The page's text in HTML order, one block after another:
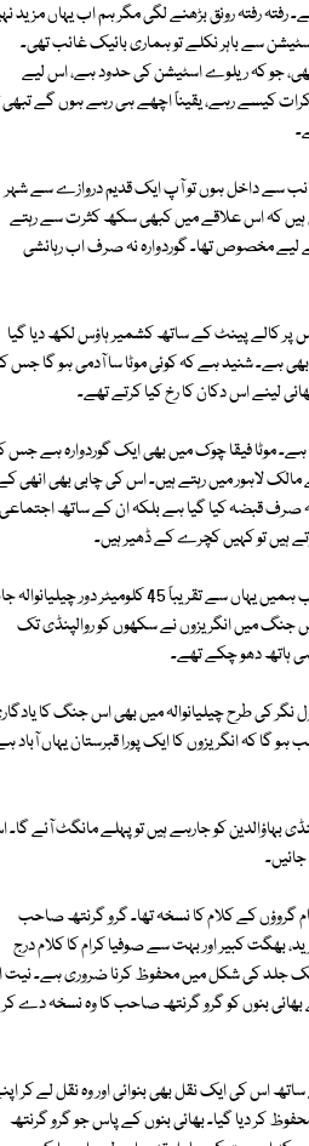
رفتہ رونق بڑھنے لگی مگر ہم اب یہاں مزید
سے باہر نکلے تو ہماری بائیک غائب تھی۔
جو کہ ریلوے اسٹیشن کی حدود ہے، اس لیے
کیسے رہے، یقیناً اچھے ہی رہے ہوں گے تبھی
سے داخل ہوں تو آپ ایک قدیم دروازے سے شہر
ہیں کہ اس علاقے میں کبھی سکھ کثرت سے رہتے
مخصوص تھا۔ گوردوارہ نہ صرف اب رہائشی
کالے پینٹ کے ساتھ کشمیر ہاؤس لکھ دیا گیا
بھی ہے۔ شنید ہے کہ کوئی موٹا سا آدمی ہو گا جس
لینے اس دکان کا رخ کیا کرتے تھے۔
ہے۔ موٹا فیقا چوک میں بھی ایک گوردوارہ ہے
مالک لاہور میں رہتے ہیں۔ اس کی چابی بھی انھی
صرف قبضہ کیا گیا ہے بلکہ ان کے ساتھ اجتماعی
ہیں تو کہیں کچرے کے ڈھیر ہیں۔
منڈی بہاؤالدین کے تاریخی ورثے سے دل برداشتہ ہو کر ہم نکلے تو دھوپ اچھی خاصی تیز تھی۔ اب ہمیں یہاں سے تقریباً 45 کلومیٹر دور
1849 میں دوسری جنگ لڑی گئی۔ اس جنگ میں انگریزوں نے سکھوں کو روالپنڈی تک
ہاتھ دھو چکے تھے۔
نگر کی طرح چیلیانوالہ میں بھی اس جنگ کا
ہو گا کہ انگریزوں کا ایک پورا قبرستان یہاں آباد
کو جارہے ہیں تو پہلے مانگٹ آئے گا۔
کے کلام کا نسخہ تھا۔ گرو گرنتھ صاحب
کبیر اور بہت سے صوفیا کرام کا کلام درج
جلد کی شکل میں محفوظ کرنا ضروری ہے۔ نیت
بنوں کو گرو گرنتھ صاحب کا وہ نسخہ دے کر
اس کی ایک نقل بھی بنوائی اور وہ نقل لے کر
کر دیا گیا۔ بھائی بنوں کے پاس جو گرو گرنتھ